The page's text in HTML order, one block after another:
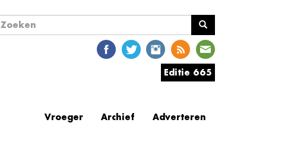
Zoekveld
Editie 665
Adverteren
Archief
Vroeger